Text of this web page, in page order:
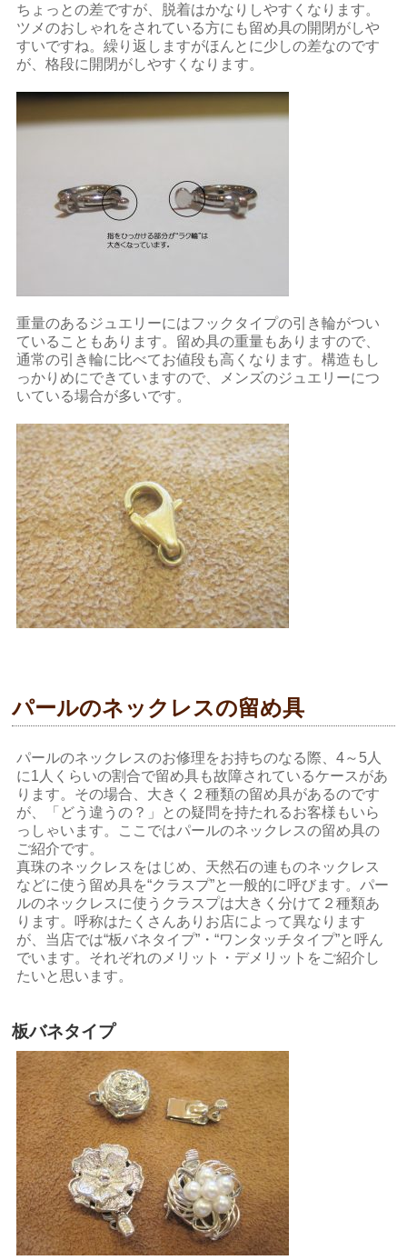
ちょっとの差ですが、脱着はかなりしやすくなります。
ツメのおしゃれをされている方にも留め具の開閉がしや
すいですね。繰り返しますがほんとに少しの差なのです
が、格段に開閉がしやすくなります。
重量のあるジュエリーにはフックタイプの引き輪がつい
ていることもあります。留め具の重量もありますので、
通常の引き輪に比べてお値段も高くなります。構造もし
っかりめにできていますので、メンズのジュエリーにつ
いている場合が多いです。
パールのネックレスの留め具
パールのネックレスのお修理をお持ちのなる際、4～5人
に1人くらいの割合で留め具も故障されているケースがあ
ります。その場合、大きく２種類の留め具があるのです
が、「どう違うの？」との疑問を持たれるお客様もいら
っしゃいます。ここではパールのネックレスの留め具の
ご紹介です。
真珠のネックレスをはじめ、天然石の連ものネックレス
などに使う留め具を“クラスプ”と一般的に呼びます。パー
ルのネックレスに使うクラスプは大きく分けて２種類あ
ります。呼称はたくさんありお店によって異なります
が、当店では“板バネタイプ”・“ワンタッチタイプ”と呼ん
でいます。それぞれのメリット・デメリットをご紹介し
たいと思います。
板バネタイプ